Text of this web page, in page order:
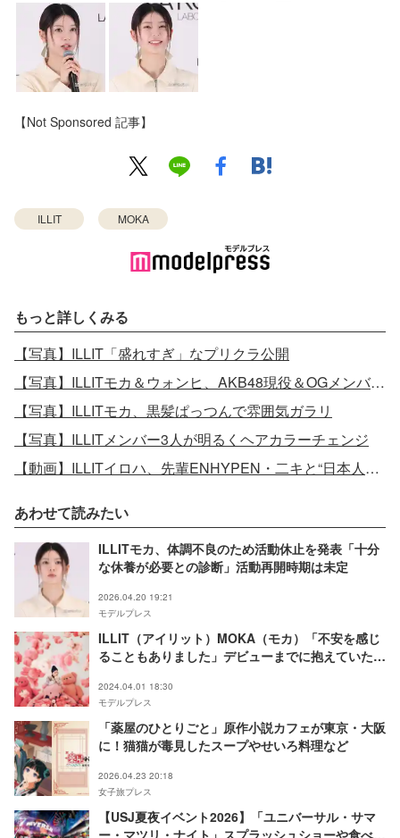
【Not Sponsored 記事】
ILLIT MOKA
もっと詳しくみる
【写真】ILLIT「盛れすぎ」なプリクラ公開
【写真】ILLITモカ＆ウォンヒ、AKB48現役＆OGメンバーとの記念ショット
【写真】ILLITモカ、黒髪ぱっつんで雰囲気ガラリ
【写真】ILLITメンバー3人が明るくヘアカラーチェンジ
【動画】ILLITイロハ、先輩ENHYPEN・二キと“日本人マンネ”ダンスコラボ
あわせて読みたい
ILLITモカ、体調不良のため活動休止を発表「十分
な休養が必要との診断」活動再開時期は未定
2026.04.20 19:21
モデルプレス
ILLIT（アイリット）MOKA（モカ）「不安を感じ
ることもありました」デビューまでに抱えていた想
2024.04.01 18:30
モデルプレス
「薬屋のひとりごと」原作小説カフェが東京・大阪
に！猫猫が毒見したスープやせいろ料理など
2026.04.23 20:18
女子旅プレス
【USJ夏夜イベント2026】「ユニバーサル・サマ
ー・マツリ・ナイト」スプラッシュショーや食べ歩